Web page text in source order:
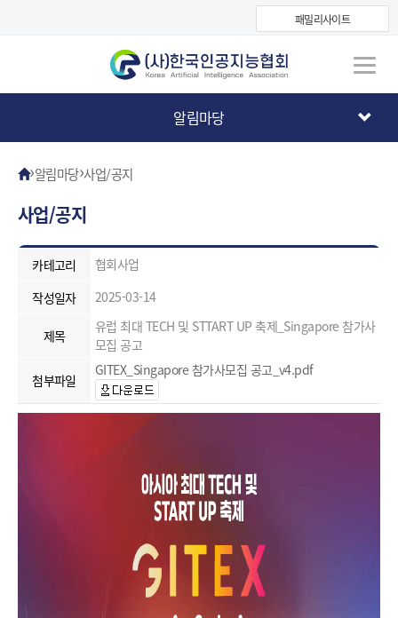
패밀리사이트
알림마당
›알림마당›사업/공지
사업/공지
카테고리
협회사업
작성일자
2025-03-14
제목
유럽 최대 TECH 및 STTART UP 축제_Singapore 참가사
모집 공고
첨부파일
GITEX_Singapore 참가사모집 공고_v4.pdf